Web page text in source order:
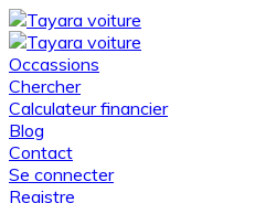
Occassions
Chercher
Calculateur financier
Blog
Contact
Se connecter
Registre